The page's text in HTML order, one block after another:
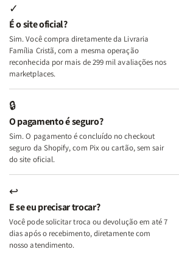
e
Deus
+
A
Mulher
Lar
+
A
Lar
✓
É o site oficial?
Sim. Você compra diretamente da Livraria
Família Cristã, com a mesma operação
reconhecida por mais de 299 mil avaliações nos
marketplaces.
🔒
O pagamento é seguro?
Sim. O pagamento é concluído no checkout
seguro da Shopify, com Pix ou cartão, sem sair
do site oficial.
↩
E se eu precisar trocar?
Você pode solicitar troca ou devolução em até 7
dias após o recebimento, diretamente com
nosso atendimento.